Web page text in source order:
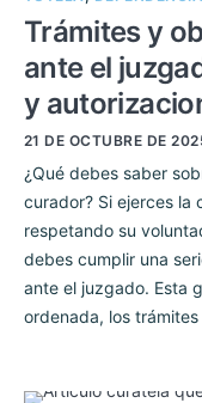
Trámites y
ante el
y
21 DE OCTUBRE DE
¿Qué debes saber
curador? Si ejerces la
respetando su
debes cumplir una
ante el juzgado. Esta
ordenada, los